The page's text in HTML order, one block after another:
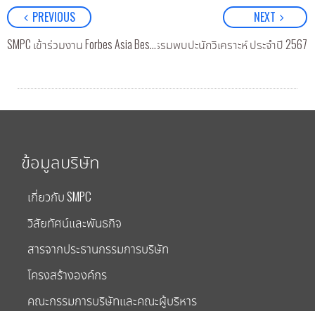
PREVIOUS
SMPC เข้าร่วมงาน Forbes Asia Best Under A Billion Forum & Awards Dinner ณ กรุงมะนิลา ประเทศฟิลิปปินส์
NEXT
กิจกรรมพบปะนักวิเคราะห์ ประจำปี 2567
ข้อมูลบริษัท
เกี่ยวกับ SMPC
วิสัยทัศน์และพันธกิจ
สารจากประธานกรรมการบริษัท
โครงสร้างองค์กร
คณะกรรมการบริษัทและคณะผู้บริหาร